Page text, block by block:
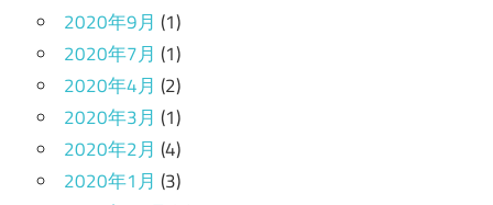
2020年9月 (1)
2020年7月 (1)
2020年4月 (2)
2020年3月 (1)
2020年2月 (4)
2020年1月 (3)